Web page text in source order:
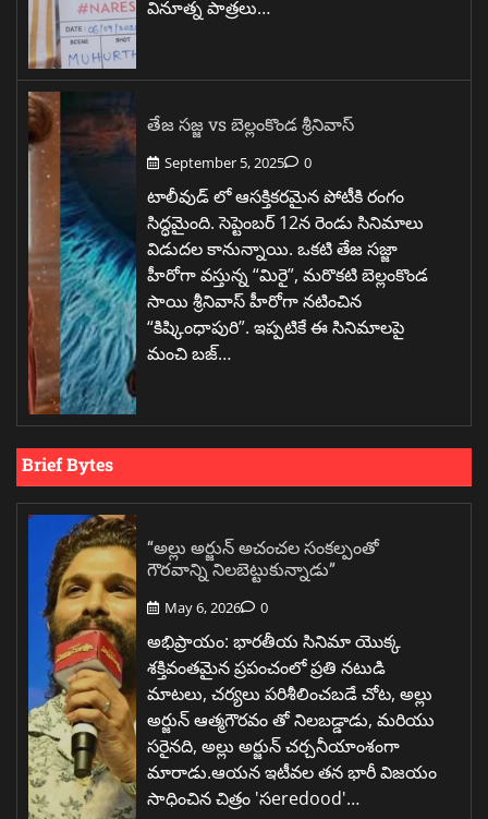
వినూత్న పాత్రలు…
తేజ సజ్జ vs బెల్లంకొండ శ్రీనివాస్
September 5, 2025 0
టాలీవుడ్ లో ఆసక్తికరమైన పోటీకి రంగం
సిద్ధమైంది. సెప్టెంబర్ 12న రెండు సినిమాలు
విడుదల కానున్నాయి. ఒకటి తేజ సజ్జా
హీరోగా వస్తున్న “మిరై”, మరొకటి బెల్లంకొండ
సాయి శ్రీనివాస్ హీరోగా నటించిన
“కిష్కింధాపురి”. ఇప్పటికే ఈ సినిమాలపై
మంచి బజ్…
Brief Bytes
“అల్లు అర్జున్ అచంచల సంకల్పంతో
గౌరవాన్ని నిలబెట్టుకున్నాడు”
May 6, 2026 0
అభిప్రాయం: భారతీయ సినిమా యొక్క
శక్తివంతమైన ప్రపంచంలో ప్రతి నటుడి
మాటలు, చర్యలు పరిశీలించబడే చోట, అల్లు
అర్జున్ ఆత్మగౌరవం తో నిలబడ్డాడు, మరియు
సరైనది, అల్లు అర్జున్ చర్చనీయాంశంగా
మారాడు.ఆయన ఇటీవల తన భారీ విజయం
సాధించిన చిత్రం 'సeredood'…